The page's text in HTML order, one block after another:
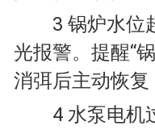
3 锅炉水位超
光报警。提醒“
消弭后主动恢复
4 水泵电机过